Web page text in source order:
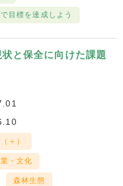
目標を達成しよう
と保全に向けた課題
＋）
・文化
森林生態